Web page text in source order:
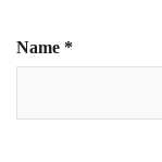
Name *